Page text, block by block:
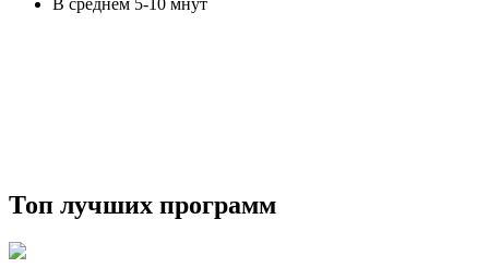
В среднем 5-10 мнут
Топ лучших программ